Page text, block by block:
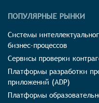
ПОПУЛЯРНЫЕ РЫНКИ
Системы
бизнес-процессов
Сервисы проверки
Платформы разработки
приложений (ADP)
Платформы